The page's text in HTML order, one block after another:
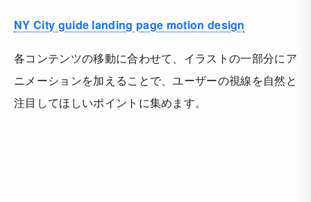
NY City guide landing page motion design
各コンテンツの移動に合わせて、イラストの一部分にア
ニメーションを加えることで、ユーザーの視線を自然と
注目してほしいポイントに集めます。